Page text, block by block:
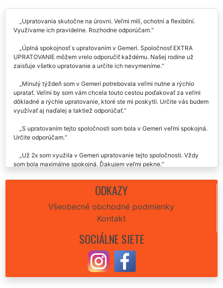
Upratovania skutočne na úrovni. Veľmi milí, ochotní a flexibilní.
Využívame ich pravidelne. Rozhodne odporúčam.
Úplná spokojnosť s upratovaním v Gemeri. Spoločnosť EXTRA
UPRATOVANIE môžem vrelo odporučiť každému. Našej rodine už
zaisťuje všetko upratovanie a určite ich nevymeníme.
Minulý týždeň som v Gemeri potrebovala veľmi nutne a rýchlo
upratať. Veľmi by som vám chcela touto cestou poďakovať za veľmi
dôkladné a rýchle upratovanie, ktoré ste mi poskytli. Určite vás budem
využívať aj naďalej a taktiež odporúčať.
S upratovaním tejto spoločnosti som bola v Gemeri veľmi spokojná.
Určite odporúčam.
Už 2x som využila v Gemeri upratovanie tejto spoločnosti. Vždy
som bola maximálne spokojná. Ďakujem veľmi pekne.
Vynikajúca služba aj skúsenosť. Včera nám táto upratovacia firma
zaisťovala upratovanie našej nehnuteľnosti v Gemeri. Celý priebeh
dohovor. Za nás môžeme rozhodne odporučiť.
perfektne. Cena síce trošku vyššia, ale výsledok stál za to. Rozhodne
odporúčam každému vyskúšať.
Už som v Gemeri vyskúšal pár upratovaní, ale táto firma je fakt
super, nie je jediná vec čo vytknúť. Určite odporúčam.
ODKAZY
Všeobecné obchodné podmienky
Kontakt
SOCIÁLNE SIETE